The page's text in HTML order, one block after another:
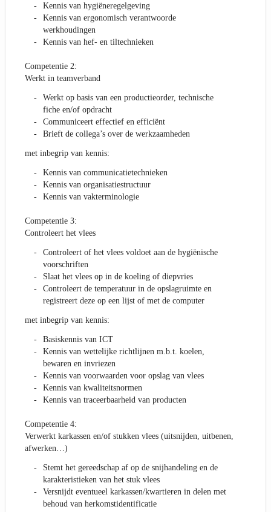
Kennis van hygiëneregelgeving
Kennis van ergonomisch verantwoorde
werkhoudingen
Kennis van hef- en tiltechnieken
Competentie 2:
Werkt in teamverband
Werkt op basis van een productieorder, technische
fiche en/of opdracht
Communiceert effectief en efficiënt
Brieft de collega’s over de werkzaamheden
met inbegrip van kennis:
Kennis van communicatietechnieken
Kennis van organisatiestructuur
Kennis van vakterminologie
Competentie 3:
Controleert het vlees
Controleert of het vlees voldoet aan de hygiënische
voorschriften
Slaat het vlees op in de koeling of diepvries
Controleert de temperatuur in de opslagruimte en
registreert deze op een lijst of met de computer
met inbegrip van kennis:
Basiskennis van ICT
Kennis van wettelijke richtlijnen m.b.t. koelen,
bewaren en invriezen
Kennis van voorwaarden voor opslag van vlees
Kennis van kwaliteitsnormen
Kennis van traceerbaarheid van producten
Competentie 4:
Verwerkt karkassen en/of stukken vlees (uitsnijden, uitbenen,
afwerken…)
Stemt het gereedschap af op de snijhandeling en de
karakteristieken van het stuk vlees
Versnijdt eventueel karkassen/kwartieren in delen met
behoud van herkomstidentificatie